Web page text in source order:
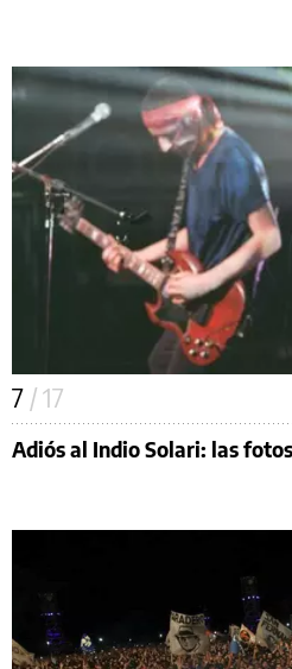
7 / 17
Adiós al Indio Solari: las